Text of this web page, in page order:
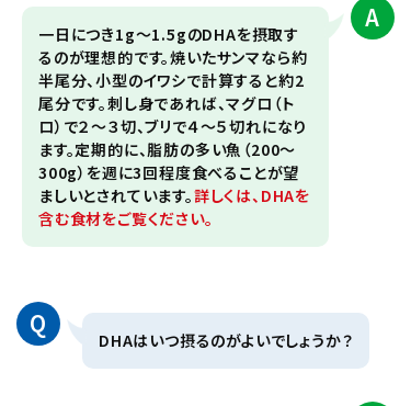
A
一日につき1g～1.5gのDHAを摂取す
るのが理想的です。焼いたサンマなら約
半尾分、小型のイワシで計算すると約2
尾分です。刺し身であれば、マグロ（ト
ロ）で２～３切、ブリで４～５切れになり
ます。定期的に、脂肪の多い魚（200～
300g）を週に3回程度食べることが望
ましいとされています。詳しくは、DHAを
含む食材をご覧ください。
Q
DHAはいつ摂るのがよいでしょうか？